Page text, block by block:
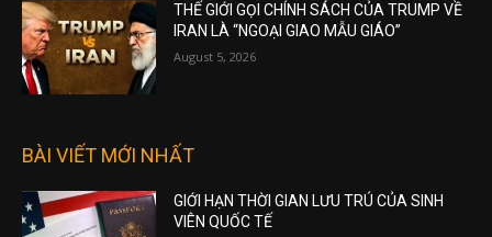
THẾ GIỚI GỌI CHÍNH SÁCH CỦA TRUMP VỀ
IRAN LÀ “NGOẠI GIAO MẪU GIÁO”
August 5, 2026
BÀI VIẾT MỚI NHẤT
GIỚI HẠN THỜI GIAN LƯU TRÚ CỦA SINH
VIÊN QUỐC TẾ